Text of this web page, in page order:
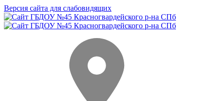
Версия сайта для слабовидящих